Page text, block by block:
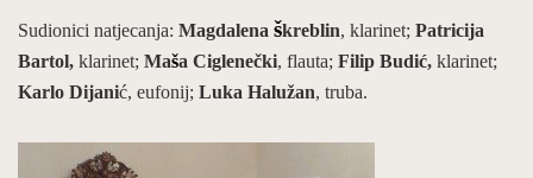
Sudionici natjecanja: Magdalena škreblin, klarinet; Patricija
Bartol, klarinet; Maša Ciglenečki, flauta; Filip Budić, klarinet;
Karlo Dijanić, eufonij; Luka Halužan, truba.